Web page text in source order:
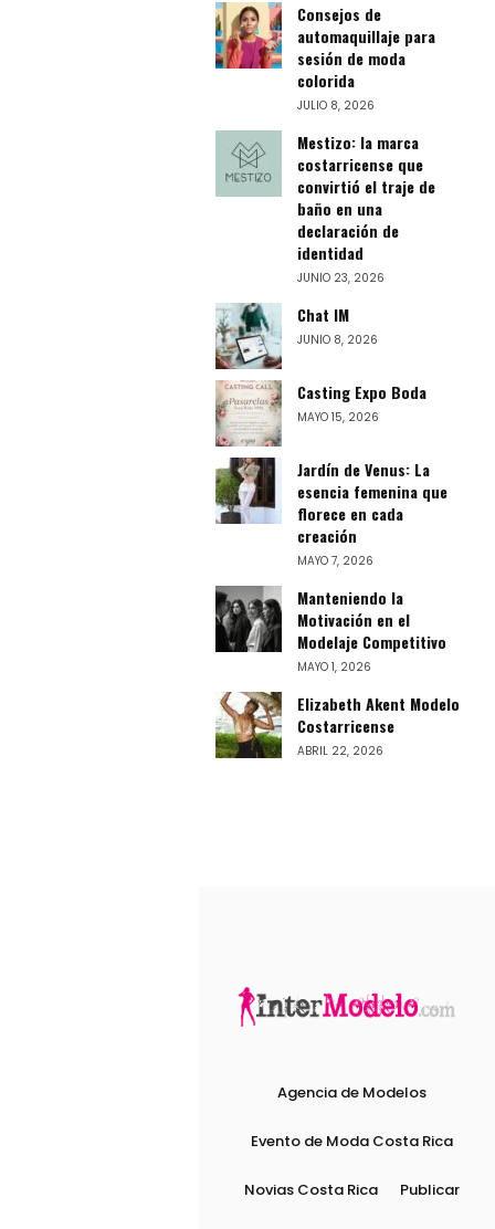
Consejos de
automaquillaje para
sesión de moda
colorida
JULIO 8, 2026
Mestizo: la marca
costarricense que
convirtió el traje de
baño en una
declaración de
identidad
JUNIO 23, 2026
Chat IM
JUNIO 8, 2026
Casting Expo Boda
MAYO 15, 2026
Jardín de Venus: La
esencia femenina que
florece en cada
creación
MAYO 7, 2026
Manteniendo la
Motivación en el
Modelaje Competitivo
MAYO 1, 2026
Elizabeth Akent Modelo
Costarricense
ABRIL 22, 2026
Agencia de Modelos
Evento de Moda Costa Rica
Novias Costa Rica Publicar